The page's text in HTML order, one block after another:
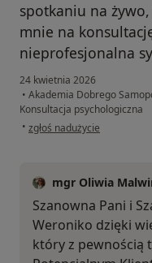
spotkaniu na
mnie na
nieprofesjonalna
24 kwietnia 2026
• Akademia Dobrego
Konsultacja psychologiczna
• w opinii użytkownika
zgłoś nadużycie
mgr Oliwia
Szanowna Pani i
Weroniko dzięki
który z pewnością